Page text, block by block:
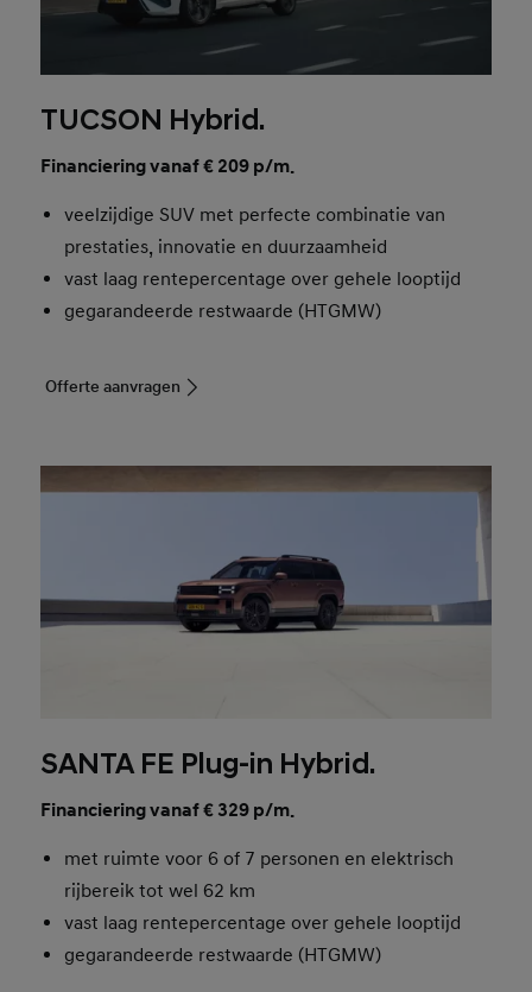
TUCSON Hybrid.
Financiering vanaf € 209 p/m.
veelzijdige SUV met perfecte combinatie van
prestaties, innovatie en duurzaamheid
vast laag rentepercentage over gehele looptijd
gegarandeerde restwaarde (HTGMW)
Offerte aanvragen
SANTA FE Plug-in Hybrid.
Financiering vanaf € 329 p/m.
met ruimte voor 6 of 7 personen en elektrisch
rijbereik tot wel 62 km
vast laag rentepercentage over gehele looptijd
gegarandeerde restwaarde (HTGMW)